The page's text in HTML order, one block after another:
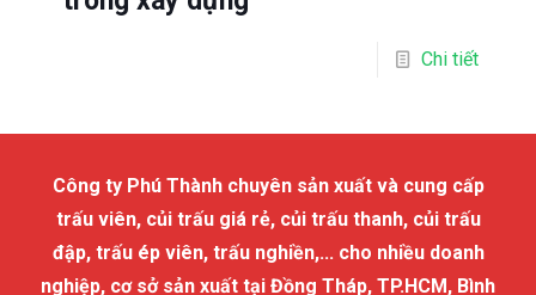
Chi tiết
Công ty Phú Thành chuyên sản xuất và cung cấp
trấu viên, củi trấu giá rẻ, củi trấu thanh, củi trấu
đập, trấu ép viên, trấu nghiền,... cho nhiều doanh
nghiệp, cơ sở sản xuất tại Đồng Tháp, TP.HCM, Bình